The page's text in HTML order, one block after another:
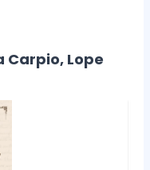
Carpio, Lope